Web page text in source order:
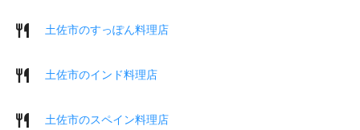
土佐市のすっぽん料理店
土佐市のインド料理店
土佐市のスペイン料理店